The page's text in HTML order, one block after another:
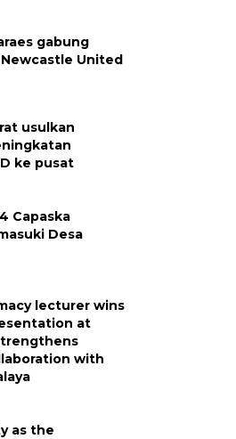
gabung
United
usulkan
ke pusat
Capaska
Desa
lecturer wins
at
with
as the